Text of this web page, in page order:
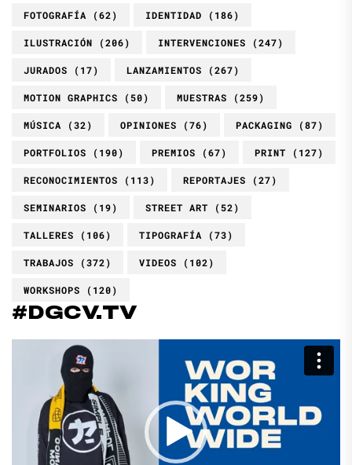
FOTOGRAFÍA (62) IDENTIDAD (186)
ILUSTRACIÓN (206) INTERVENCIONES (247)
JURADOS (17) LANZAMIENTOS (267)
MOTION GRAPHICS (50) MUESTRAS (259)
MÚSICA (32) OPINIONES (76) PACKAGING (87)
PORTFOLIOS (190) PREMIOS (67) PRINT (127)
RECONOCIMIENTOS (113) REPORTAJES (27)
SEMINARIOS (19) STREET ART (52)
TALLERES (106) TIPOGRAFÍA (73)
TRABAJOS (372) VIDEOS (102)
WORKSHOPS (120)
#DGCV.TV
Reproductor
vídeo